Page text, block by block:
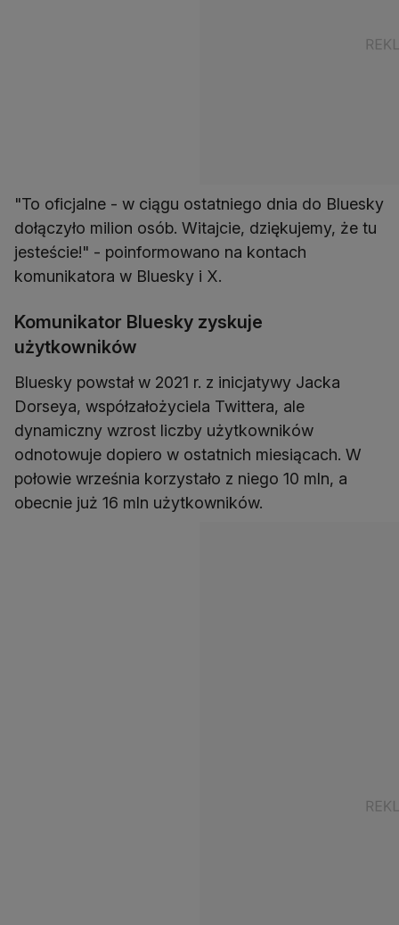
"To oficjalne - w ciągu ostatniego dnia do Bluesky
dołączyło milion osób. Witajcie, dziękujemy, że tu
jesteście!" - poinformowano na kontach
Komunikator Bluesky zyskuje
użytkowników
Bluesky powstał w 2021 r. z inicjatywy Jacka
Dorseya, współzałożyciela Twittera, ale
dynamiczny wzrost liczby użytkowników
odnotowuje dopiero w ostatnich miesiącach. W
połowie września korzystało z niego 10 mln, a